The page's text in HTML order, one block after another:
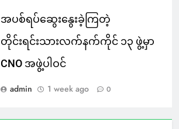
အပစ်ရပ်ဆွေးနွေးခဲ့ကြတဲ့
တိုင်းရင်းသားလက်နက်ကိုင် ၁၃ ဖွဲ့မှာ
CNO အဖွဲ့ပါဝင်
admin 1 week ago 0